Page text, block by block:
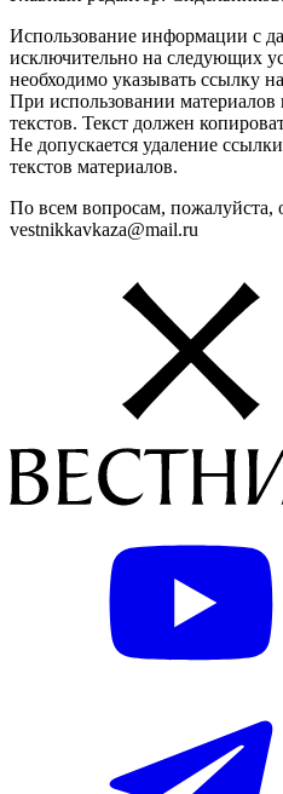
Использование информации с
исключительно на следующих
необходимо указывать ссылку
При использовании
текстов. Текст должен
Не допускается удаление
текстов материалов.
По всем вопросам, пожалуйста,
vestnikkavkaza@mail.ru